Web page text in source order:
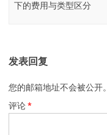
下的费用与类型区分
发表回复
您的邮箱地址不会被公开。
评论*